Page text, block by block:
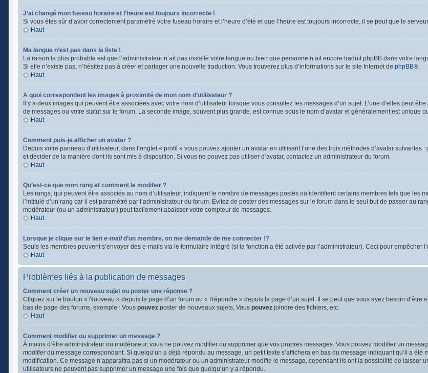
J’ai changé mon fuseau horaire et l’heure est toujours incorrecte !
Si vous êtes sûr d’avoir correctement paramétré votre fuseau horaire et l’heure d’été et que l’heure est toujours incorrecte, il se peut que le
Haut
Ma langue n’est pas dans la liste !
La raison la plus probable est que l’administrateur n’ait pas installé votre langue ou bien que personne n’ait encore traduit phpBB dans votre
Si elle n’existe pas, n’hésitez pas à créer et partager une nouvelle traduction. Vous trouverez plus d’informations sur le site Internet de phpBB®.
Haut
A quoi correspondent les images à proximité de mon nom d’utilisateur ?
Il y a deux images qui peuvent être associées avec votre nom d’utilisateur lorsque vous consultez les messages d’un sujet. L’une d’elles peut
de messages ou votre statut sur le forum. La seconde image, souvent plus grande, est connue sous le nom d’avatar et généralement est unique
Haut
Comment puis-je afficher un avatar ?
Depuis votre panneau d’utilisateur, dans l’onglet « profil » vous pouvez ajouter un avatar en utilisant l’une des trois méthodes d’avatar
et décider de la manière dont ils sont mis à disposition. Si vous ne pouvez pas utiliser d’avatar, contactez un administrateur du forum.
Haut
Qu’est-ce que mon rang et comment le modifier ?
Les rangs, qui peuvent être associés au nom d’utilisateur, indiquent le nombre de messages postés ou identifient certains membres tels que
l’intitulé d’un rang car il est paramétré par l’administrateur du forum. Évitez de poster des messages sur le forum dans le seul but de passer au
modérateur (ou un administrateur) peut facilement abaisser votre compteur de messages.
Haut
Lorsque je clique sur le lien e-maild’un membre, on me demande de me connecter !?
Seuls les membres peuvent s’envoyer des e-mails via le formulaire intégré (si la fonction a été activée par l’administrateur). Ceci pour empêcher
Haut
Problèmes liés à la publication de messages
Comment créer un nouveau sujet ou poster une réponse ?
Cliquez sur le bouton « Nouveau » depuis la page d’un forum ou « Répondre » depuis la page d’un sujet. Il se peut que vous ayez besoin
bas de page des forums, exemple : Vous pouvez poster de nouveaux sujets, Vous pouvez joindre des fichiers, etc.
Haut
Comment modifier ou supprimer un message ?
À moins d’être administrateur ou modérateur, vous ne pouvez modifier ou supprimer que vos propres messages. Vous pouvez modifier un
modifierdu message correspondant. Si quelqu’un a déjà répondu au message, un petit texte s’affichera en bas du message indiquant qu’il a
modification. Ce message n’apparaîtra pas si un modérateur ou un administrateur modifie le message, cependant ils ont la possibilité de laisser
utilisateurs ne peuvent pas supprimer un message une fois que quelqu’un y a répondu.